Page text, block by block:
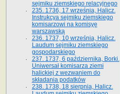
sejmiku ziemskiego relacyjnego
235. 1736, 17 września, Halicz.
Instrukcya sejmiku ziemskiego
komisarzowi na komisyę
warszawską
236. 1737, 10 września, Halicz.
Laudum sejmiku ziemskiego
gospodarskiego
237. 1737, 6 października, Borki.
Uniwersał komisarza ziemi
halickiej z wezwaniem do
składania podatków
238. 1738, 18 sierpnia, Halicz.